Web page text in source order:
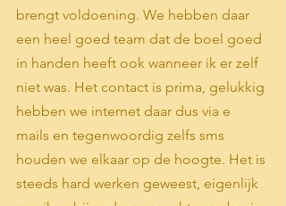
brengt voldoening. We hebben daar
een heel goed team dat de boel goed
in handen heeft ook wanneer ik er zelf
niet was. Het contact is prima, gelukkig
hebben we internet daar dus via e
mails en tegenwoordig zelfs sms
houden we elkaar op de hoogte. Het is
steeds hard werken geweest, eigenlijk